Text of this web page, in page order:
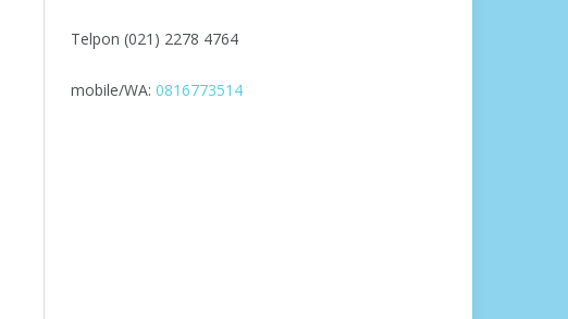
Telpon (021) 2278 4764
mobile/WA: 0816773514